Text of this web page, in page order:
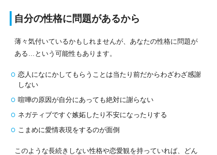
自分の性格に問題があるから
薄々気付いているかもしれませんが、あなたの性格に問題が
ある…という可能性もあります。
恋人になにかしてもらうことは当たり前だからわざわざ感謝
しない
喧嘩の原因が自分にあっても絶対に謝らない
ネガティブですぐ嫉妬したり不安になったりする
こまめに愛情表現をするのが面倒
このような長続きしない性格や恋愛観を持っていれば、どん